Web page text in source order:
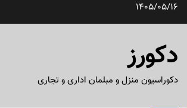
پرش1405/05/16
دکورز
دکوراسیون منزل و مبلمان اداری و تجاری